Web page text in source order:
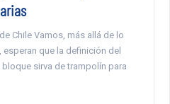
Chile Vamos, más allá de lo
que la definición del
sirva de trampolín para